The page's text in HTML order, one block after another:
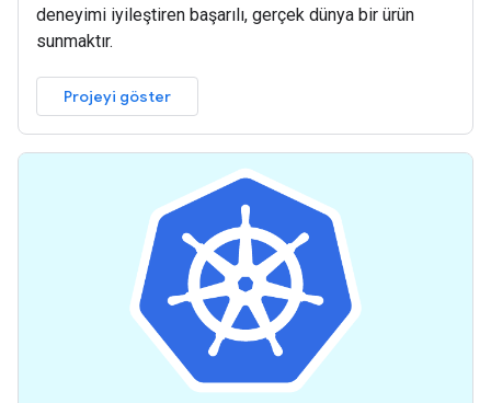
deneyimi iyileştiren başarılı, gerçek dünya bir ürün
sunmaktır.
Projeyi göster